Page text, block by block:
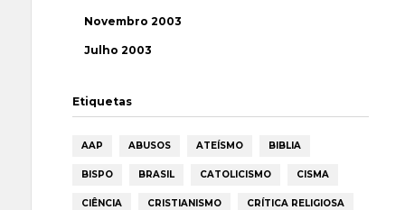
Novembro 2003
Julho 2003
Etiquetas
AAP ABUSOS ATEÍSMO BIBLIA
BISPO BRASIL CATOLICISMO CISMA
CIÊNCIA CRISTIANISMO CRÍTICA RELIGIOSA